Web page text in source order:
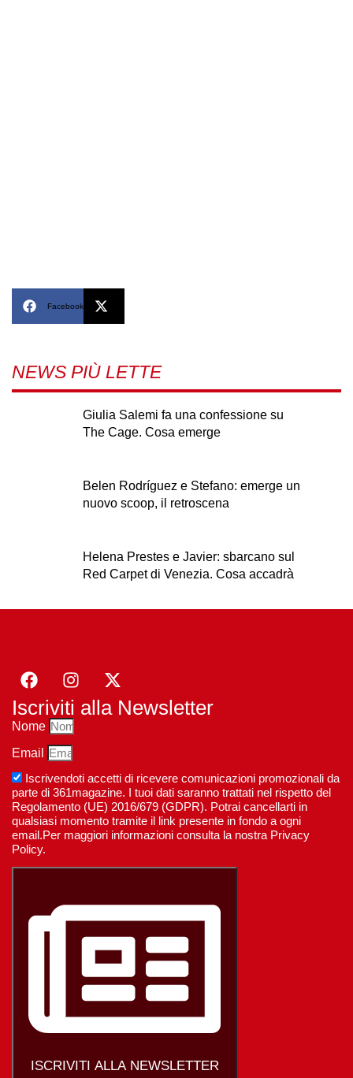
Facebook
NEWS PIÙ LETTE
Giulia Salemi fa una confessione su
The Cage. Cosa emerge
Belen Rodríguez e Stefano: emerge un
nuovo scoop, il retroscena
Helena Prestes e Javier: sbarcano sul
Red Carpet di Venezia. Cosa accadrà
Iscriviti alla Newsletter
Nome
Email
Iscrivendoti accetti di ricevere comunicazioni promozionali da
parte di 361magazine. I tuoi dati saranno trattati nel rispetto del
Regolamento (UE) 2016/679 (GDPR). Potrai cancellarti in
qualsiasi momento tramite il link presente in fondo a ogni
email.Per maggiori informazioni consulta la nostra Privacy
Policy.
ISCRIVITI ALLA NEWSLETTER